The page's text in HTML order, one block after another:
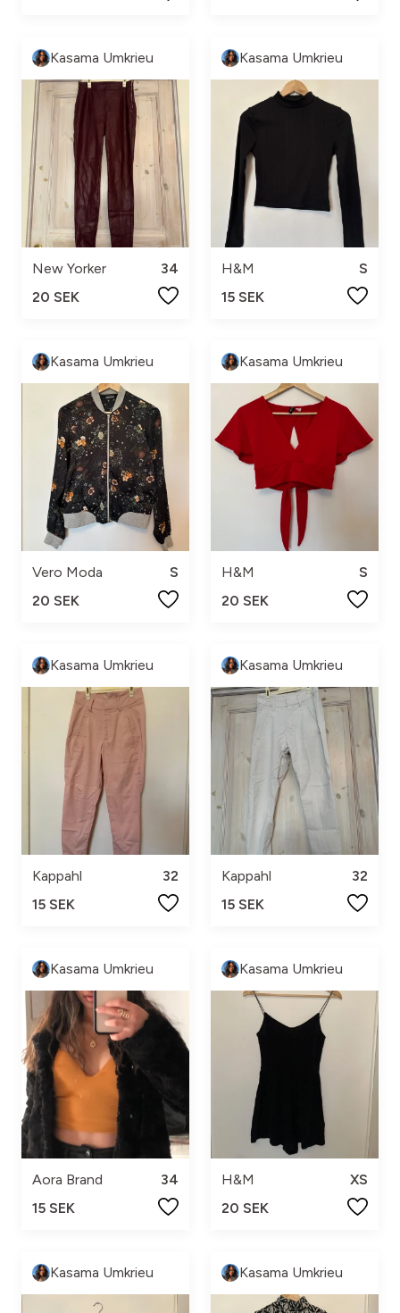
Kasama Umkrieu
New Yorker
34
20 SEK
Kasama Umkrieu
H&M
S
15 SEK
Kasama Umkrieu
Vero Moda
S
20 SEK
Kasama Umkrieu
H&M
S
20 SEK
Kasama Umkrieu
Kappahl
32
15 SEK
Kasama Umkrieu
Kappahl
32
15 SEK
Kasama Umkrieu
Aora Brand
34
15 SEK
Kasama Umkrieu
H&M
XS
20 SEK
Kasama Umkrieu Kasama Umkrieu